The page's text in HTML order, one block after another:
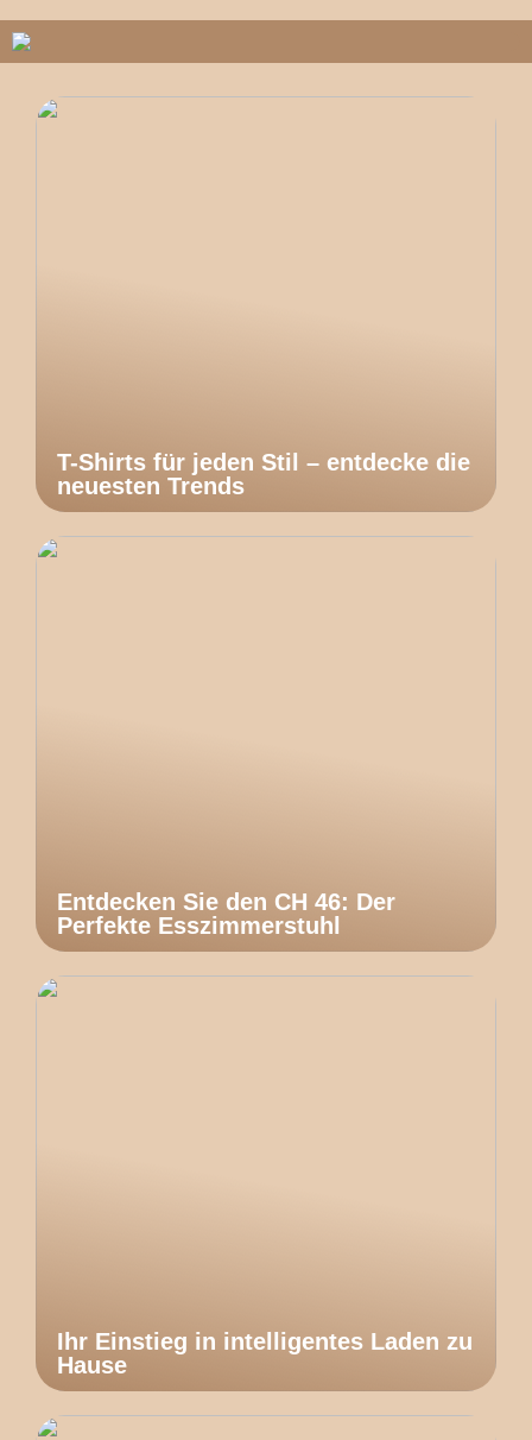
T-Shirts für jeden Stil – entdecke die
neuesten Trends
Entdecken Sie den CH 46: Der
Perfekte Esszimmerstuhl
Ihr Einstieg in intelligentes Laden zu
Hause